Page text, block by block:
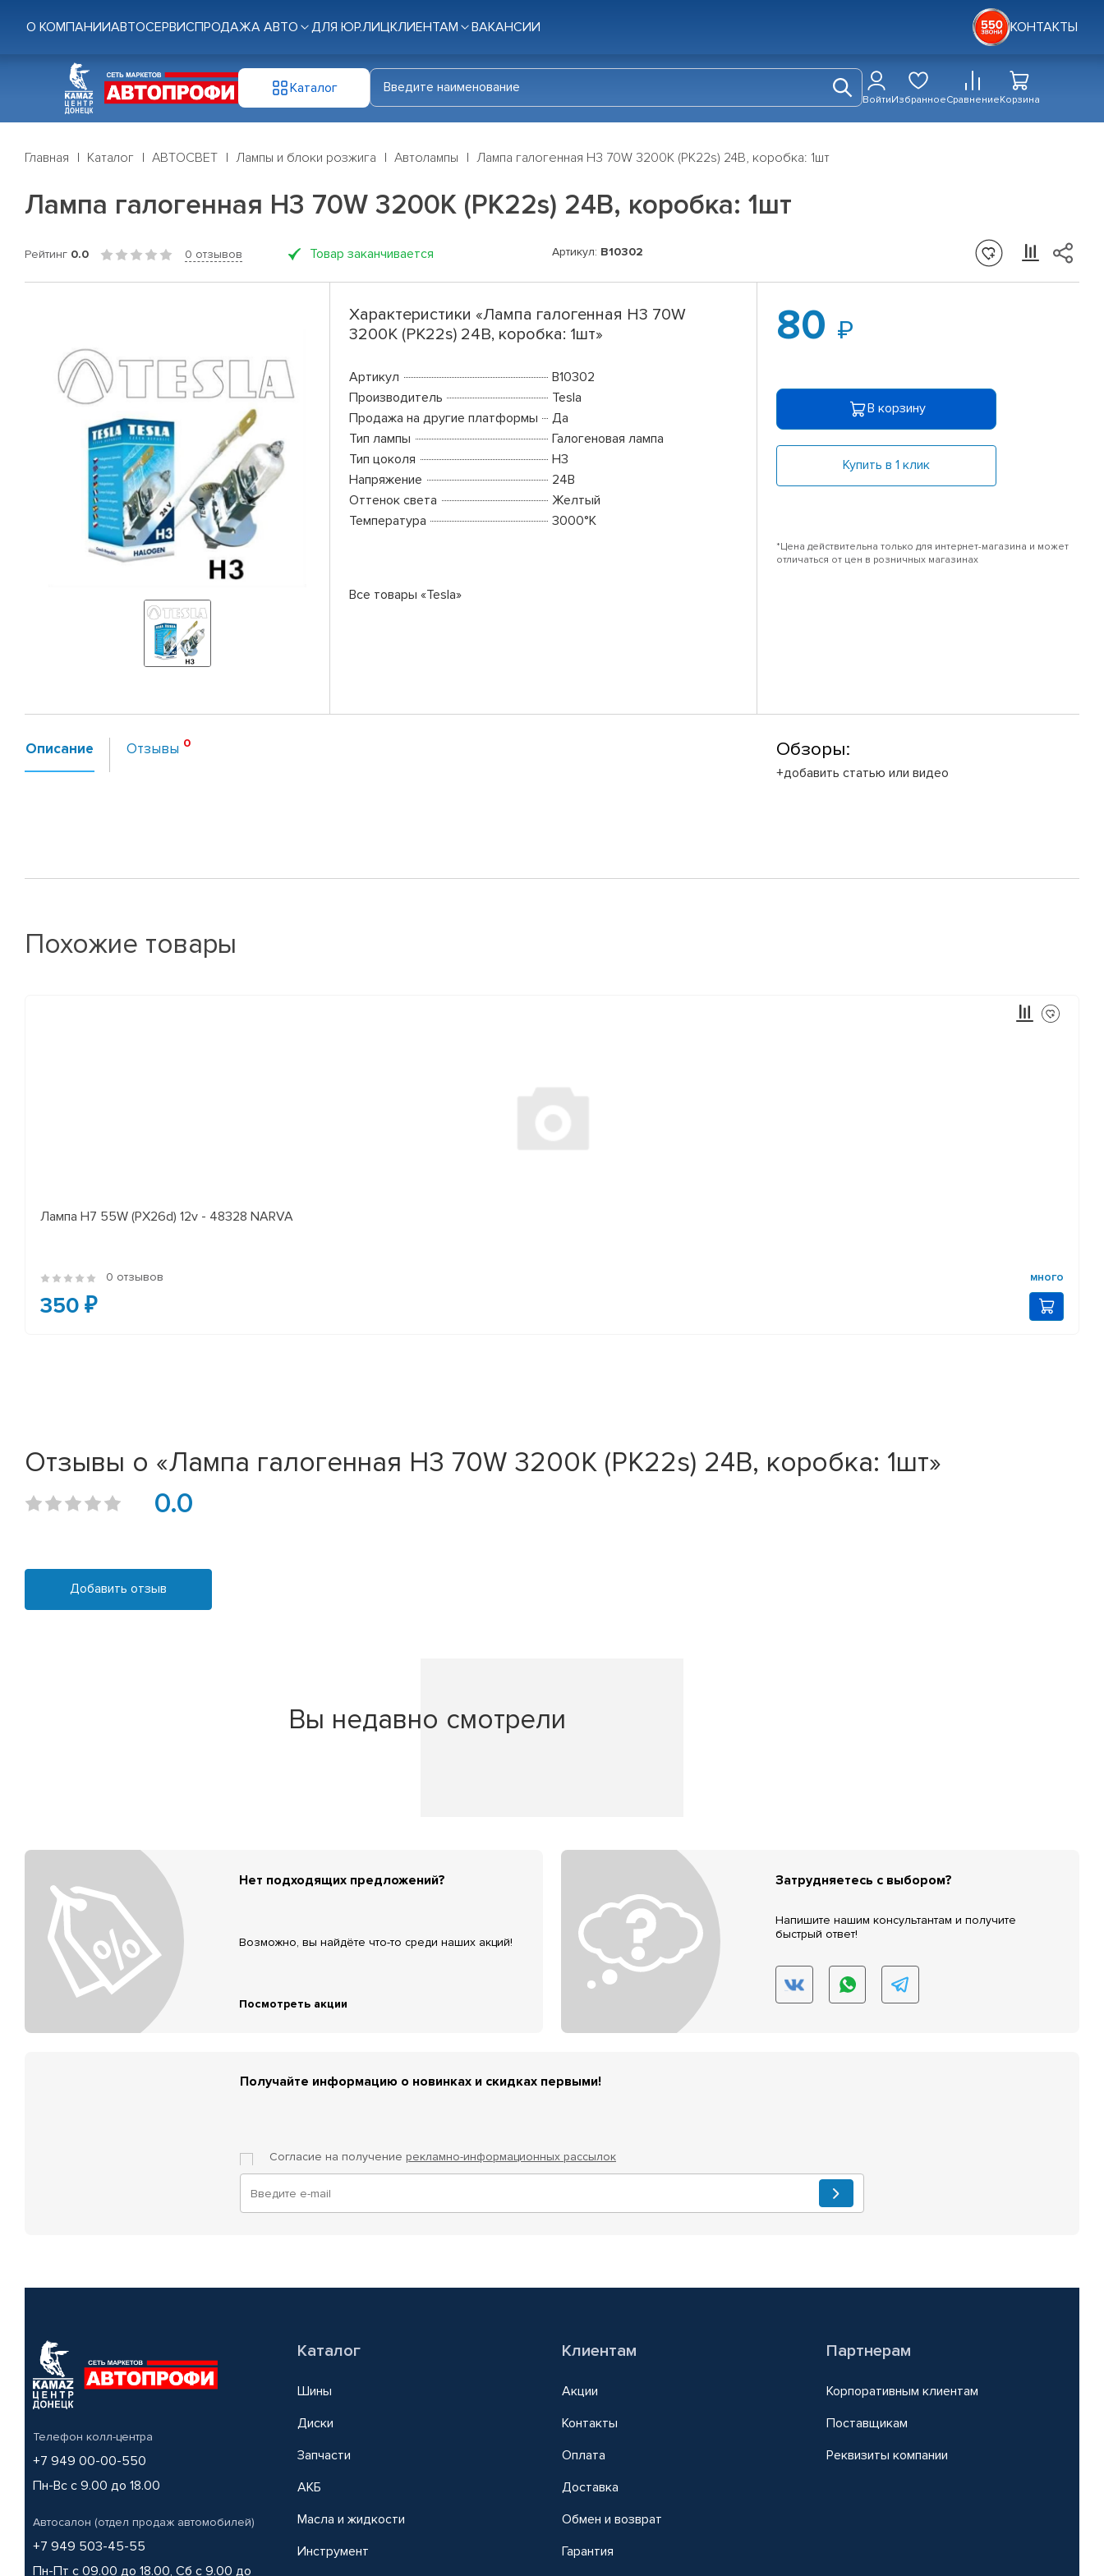
О КОМПАНИИАВТОСЕРВИСПРОДАЖА АВТО ДЛЯ ЮР.ЛИЦКЛИЕНТАМ ВАКАНСИИ КОНТАКТЫ
Каталог
ВойтиИзбранноеСравнениеКорзина
Главная Каталог АВТОСВЕТ Лампы и блоки розжига Автолампы Лампа галогенная H3 70W 3200K (PK22s) 24В, коробка: 1шт
Лампа галогенная H3 70W 3200K (PK22s) 24В, коробка: 1шт
Рейтинг 0.0 0 отзывов Товар заканчивается Артикул: B10302
Характеристики «Лампа галогенная H3 70W
3200K (PK22s) 24В, коробка: 1шт»
Артикул
B10302
Производитель
Tesla
Продажа на другие платформы
Да
Тип лампы
Галогеновая лампа
Тип цоколя
H3
Напряжение
24В
Оттенок света
Желтый
Температура
3000°K
Все товары «Tesla»
80
В корзину
Купить в 1 клик
*Цена действительна только для интернет-магазина и может
отличаться от цен в розничных магазинах
Описание Отзывы Обзоры:
+добавить статью или видео
Похожие товары
Лампа H7 55W (PX26d) 12v - 48328 NARVA
0 отзывов много
350 ₽
Отзывы о «Лампа галогенная H3 70W 3200K (PK22s) 24В, коробка: 1шт»
0.0
Добавить отзыв
Вы недавно смотрели
Нет подходящих предложений?
Возможно, вы найдёте что-то среди наших акций!
Посмотреть акции
Затрудняетесь с выбором?
Напишите нашим консультантам и получите
быстрый ответ!
Получайте информацию о новинках и скидках первыми!
Согласие на получение рекламно-информационных рассылок
Телефон колл-центра
+7 949 00-00-550
Пн-Вс с 9.00 до 18.00
Автосалон (отдел продаж автомобилей)
+7 949 503-45-55
Пн-Пт с 09.00 до 18.00, Сб с 9.00 до
Каталог
Шины
Диски
Запчасти
АКБ
Масла и жидкости
Инструмент
Клиентам
Акции
Контакты
Оплата
Доставка
Обмен и возврат
Гарантия
Партнерам
Корпоративным клиентам
Поставщикам
Реквизиты компании